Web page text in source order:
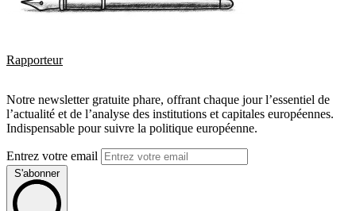
Rapporteur
Notre newsletter gratuite phare, offrant chaque jour l’essentiel de
l’actualité et de l’analyse des institutions et capitales européennes.
Indispensable pour suivre la politique européenne.
Entrez votre email
S'abonner